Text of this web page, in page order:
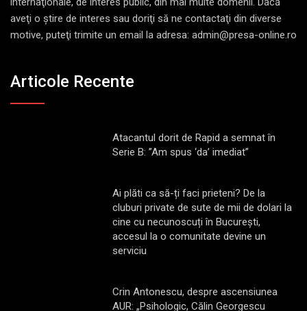
aveţi o ştire de interes sau doriţi să ne contactaţi din diverse
motive, puteţi trimite un email la adresa: admin@presa-online.ro
Articole Recente
Atacantul dorit de Rapid a semnat în
Serie B: ”Am spus ‘da’ imediat”
Ai plăti ca să-ți faci prieteni? De la
cluburi private de sute de mii de dolari la
cine cu necunoscuți în București,
accesul la o comunitate devine un
serviciu
Crin Antonescu, despre ascensiunea
AUR: „Psihologic, Călin Georgescu